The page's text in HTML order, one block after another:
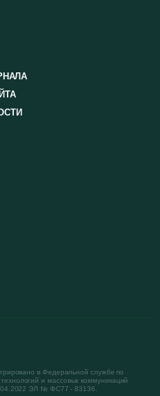
в Федеральной службе по
и массовых коммуникаций
ЭЛ № ФС77 - 83136.